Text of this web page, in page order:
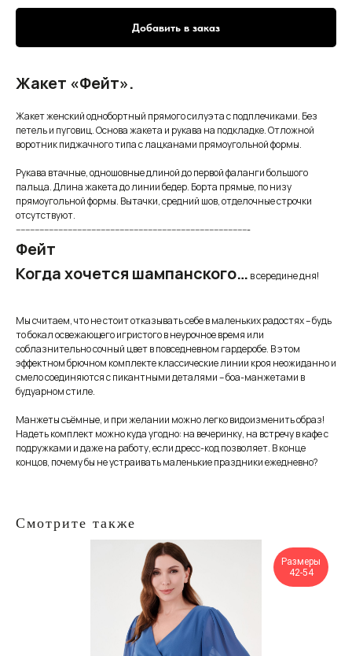
Добавить в заказ
Жакет «Фейт».
Жакет женский однобортный прямого силуэта с подплечиками. Без
петель и пуговиц. Основа жакета и рукава на подкладке. Отложной
воротник пиджачного типа с лацканами прямоугольной формы.
Рукава втачные, одношовные длиной до первой фаланги большого
пальца. Длина жакета до линии бедер. Борта прямые, по низу
прямоугольной формы. Вытачки, средний шов, отделочные строчки
отсутствуют.
---------------------------------------------------------------------------------------------------
Фейт
Когда хочется шампанского… в середине дня!
Мы считаем, что не стоит отказывать себе в маленьких радостях – будь
то бокал освежающего игристого в неурочное время или
соблазнительно сочный цвет в повседневном гардеробе. В этом
эффектном брючном комплекте классические линии кроя неожиданно и
смело соединяются с пикантными деталями – боа-манжетами в
будуарном стиле.
Манжеты съёмные, и при желании можно легко видоизменить образ!
Надеть комплект можно куда угодно: на вечеринку, на встречу в кафе с
подружками и даже на работу, если дресс-код позволяет. В конце
концов, почему бы не устраивать маленькие праздники ежедневно?
Смотрите также
Размеры
42-54